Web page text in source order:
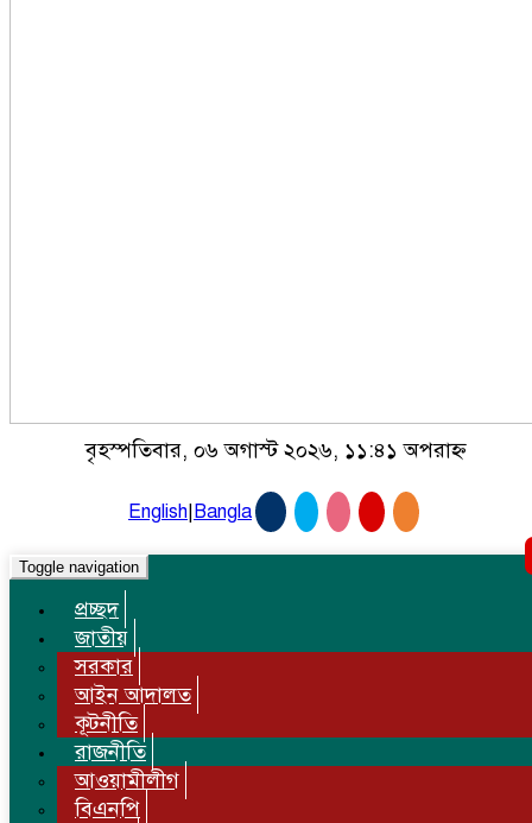
বৃহস্পতিবার, ০৬ অগাস্ট ২০২৬, ১১:৪১ অপরাহ্ন
English Bangla
Toggle navigation
প্রচ্ছদ
জাতীয়
সরকার
আইন আদালত
কূটনীতি
রাজনীতি
আওয়ামীলীগ
বিএনপি